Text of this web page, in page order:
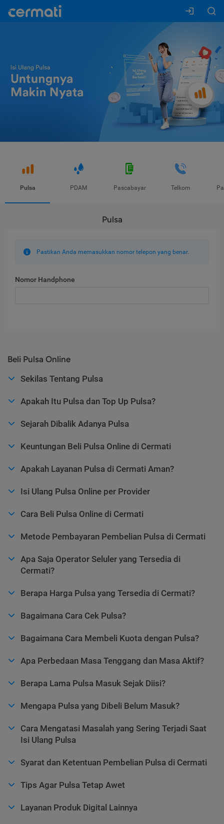
Pulsa PDAM Pascabayar Telkom
Pulsa
Pastikan Anda memasukkan nomor telepon yang benar.
Nomor Handphone
Beli Pulsa Online
Sekilas Tentang Pulsa
Apakah Itu Pulsa dan Top Up Pulsa?
Sejarah Dibalik Adanya Pulsa
Keuntungan Beli Pulsa Online di Cermati
Apakah Layanan Pulsa di Cermati Aman?
Isi Ulang Pulsa Online per Provider
Cara Beli Pulsa Online di Cermati
Metode Pembayaran Pembelian Pulsa di Cermati
Apa Saja Operator Seluler yang Tersedia di
Cermati?
Berapa Harga Pulsa yang Tersedia di Cermati?
Bagaimana Cara Cek Pulsa?
Bagaimana Cara Membeli Kuota dengan Pulsa?
Apa Perbedaan Masa Tenggang dan Masa Aktif?
Berapa Lama Pulsa Masuk Sejak Diisi?
Mengapa Pulsa yang Dibeli Belum Masuk?
Cara Mengatasi Masalah yang Sering Terjadi Saat
Isi Ulang Pulsa
Syarat dan Ketentuan Pembelian Pulsa di Cermati
Tips Agar Pulsa Tetap Awet
Layanan Produk Digital Lainnya